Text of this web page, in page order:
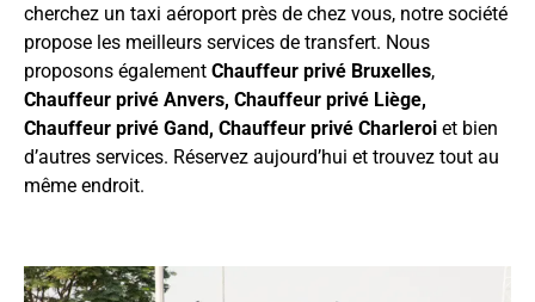
cherchez un taxi aéroport près de chez vous, notre société
propose les meilleurs services de transfert. Nous
proposons également Chauffeur privé Bruxelles,
Chauffeur privé Anvers, Chauffeur privé Liège,
Chauffeur privé Gand, Chauffeur privé Charleroi et bien
d’autres services. Réservez aujourd’hui et trouvez tout au
même endroit.